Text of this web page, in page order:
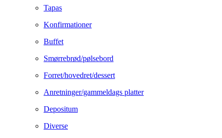
Tapas
Konfirmationer
Buffet
Smørrebrød/pølsebord
Forret/hovedret/dessert
Anretninger/gammeldags platter
Depositum
Diverse